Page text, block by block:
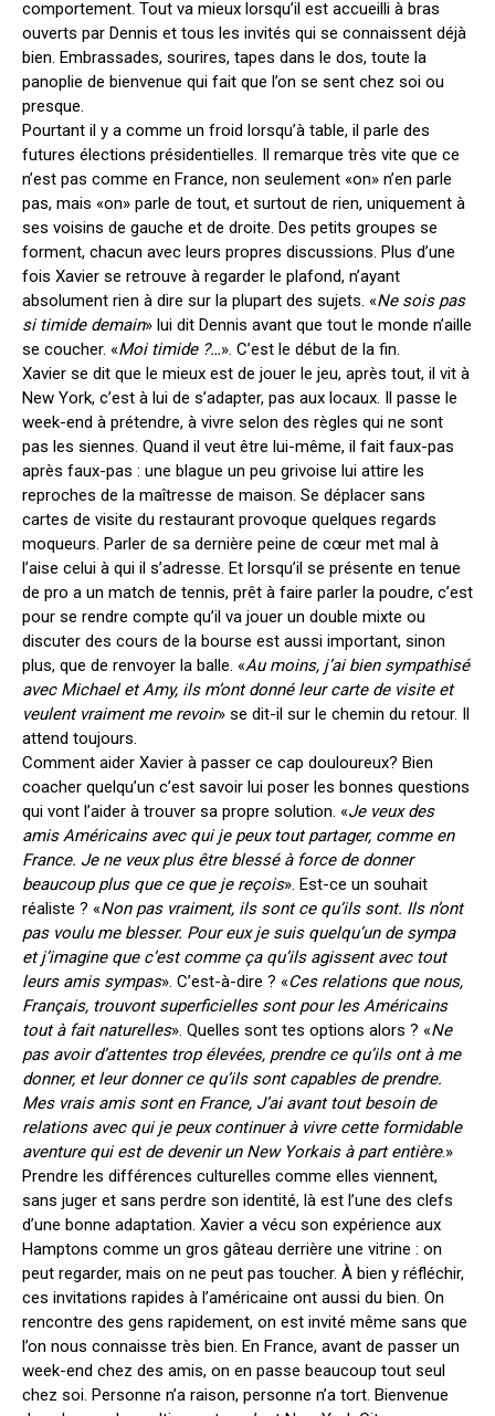
comportement. Tout va mieux lorsqu’il est accueilli à bras
ouverts par Dennis et tous les invités qui se connaissent déjà
bien. Embrassades, sourires, tapes dans le dos, toute la
panoplie de bienvenue qui fait que l’on se sent chez soi ou
presque.
Pourtant il y a comme un froid lorsqu’à table, il parle des
futures élections présidentielles. Il remarque très vite que ce
n’est pas comme en France, non seulement «on» n’en parle
pas, mais «on» parle de tout, et surtout de rien, uniquement à
ses voisins de gauche et de droite. Des petits groupes se
forment, chacun avec leurs propres discussions. Plus d’une
fois Xavier se retrouve à regarder le plafond, n’ayant
absolument rien à dire sur la plupart des sujets. «Ne sois pas
si timide demain» lui dit Dennis avant que tout le monde n’aille
se coucher. «Moi timide ?…». C’est le début de la fin.
Xavier se dit que le mieux est de jouer le jeu, après tout, il vit à
New York, c’est à lui de s’adapter, pas aux locaux. Il passe le
week-end à prétendre, à vivre selon des règles qui ne sont
pas les siennes. Quand il veut être lui-même, il fait faux-pas
après faux-pas : une blague un peu grivoise lui attire les
reproches de la maîtresse de maison. Se déplacer sans
cartes de visite du restaurant provoque quelques regards
moqueurs. Parler de sa dernière peine de cœur met mal à
l’aise celui à qui il s’adresse. Et lorsqu’il se présente en tenue
de pro a un match de tennis, prêt à faire parler la poudre, c’est
pour se rendre compte qu’il va jouer un double mixte ou
discuter des cours de la bourse est aussi important, sinon
plus, que de renvoyer la balle. «Au moins, j’ai bien sympathisé
avec Michael et Amy, ils m’ont donné leur carte de visite et
veulent vraiment me revoir» se dit-il sur le chemin du retour. Il
attend toujours.
Comment aider Xavier à passer ce cap douloureux? Bien
coacher quelqu’un c’est savoir lui poser les bonnes questions
qui vont l’aider à trouver sa propre solution. «Je veux des
amis Américains avec qui je peux tout partager, comme en
France. Je ne veux plus être blessé à force de donner
beaucoup plus que ce que je reçois». Est-ce un souhait
réaliste ? «Non pas vraiment, ils sont ce qu’ils sont. Ils n’ont
pas voulu me blesser. Pour eux je suis quelqu’un de sympa
et j’imagine que c’est comme ça qu’ils agissent avec tout
leurs amis sympas». C’est-à-dire ? «Ces relations que nous,
Français, trouvont superficielles sont pour les Américains
tout à fait naturelles». Quelles sont tes options alors ? «Ne
pas avoir d’attentes trop élevées, prendre ce qu’ils ont à me
donner, et leur donner ce qu’ils sont capables de prendre.
Mes vrais amis sont en France, J’ai avant tout besoin de
relations avec qui je peux continuer à vivre cette formidable
aventure qui est de devenir un New Yorkais à part entière.»
Prendre les différences culturelles comme elles viennent,
sans juger et sans perdre son identité, là est l’une des clefs
d’une bonne adaptation. Xavier a vécu son expérience aux
Hamptons comme un gros gâteau derrière une vitrine : on
peut regarder, mais on ne peut pas toucher. À bien y réfléchir,
ces invitations rapides à l’américaine ont aussi du bien. On
rencontre des gens rapidement, on est invité même sans que
l’on nous connaisse très bien. En France, avant de passer un
week-end chez des amis, on en passe beaucoup tout seul
chez soi. Personne n’a raison, personne n’a tort. Bienvenue